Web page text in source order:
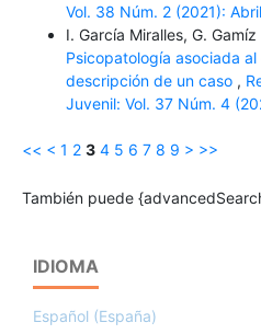
Vol. 38 Núm. 2 (2021):
I. García Miralles, G.
Psicopatología asociada
descripción de un caso ,
Juvenil: Vol. 37 Núm. 4
<< < 1 2 3 4 5 6 7 8 9 > >>
También puede
IDIOMA
Español (España)